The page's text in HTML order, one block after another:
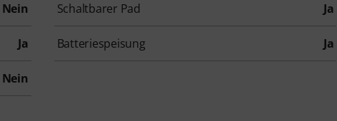
Nein Schaltbarer Pad Ja
Ja Batteriespeisung Ja
Nein